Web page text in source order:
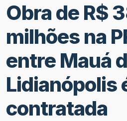
Obra de R$
milhões na
entre Mauá
Lidianópolis
contratada